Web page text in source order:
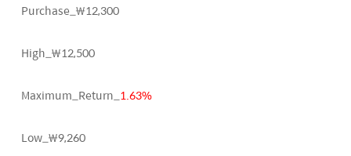
Purchase_₩12,300
High_₩12,500
Maximum_Return_ 1.63%
Low_₩9,260